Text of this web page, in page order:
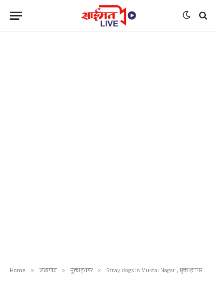
Home » जळगाव » मुक्ताईनगर » Stray dogs in Muktai Nagar ; मुक्ताईनगरमध्ये मोकाट कुत्र्यांचा हैदोस